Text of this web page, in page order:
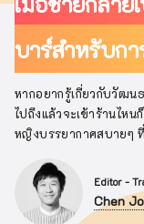
บาร์สำหรับก
หากอยากรู้เกี่ยวกับวัฒน
ไปถึงแล้วจะเข้าร้านไหน
หญิงบรรยากาศสบายๆ
Editor -
Chen